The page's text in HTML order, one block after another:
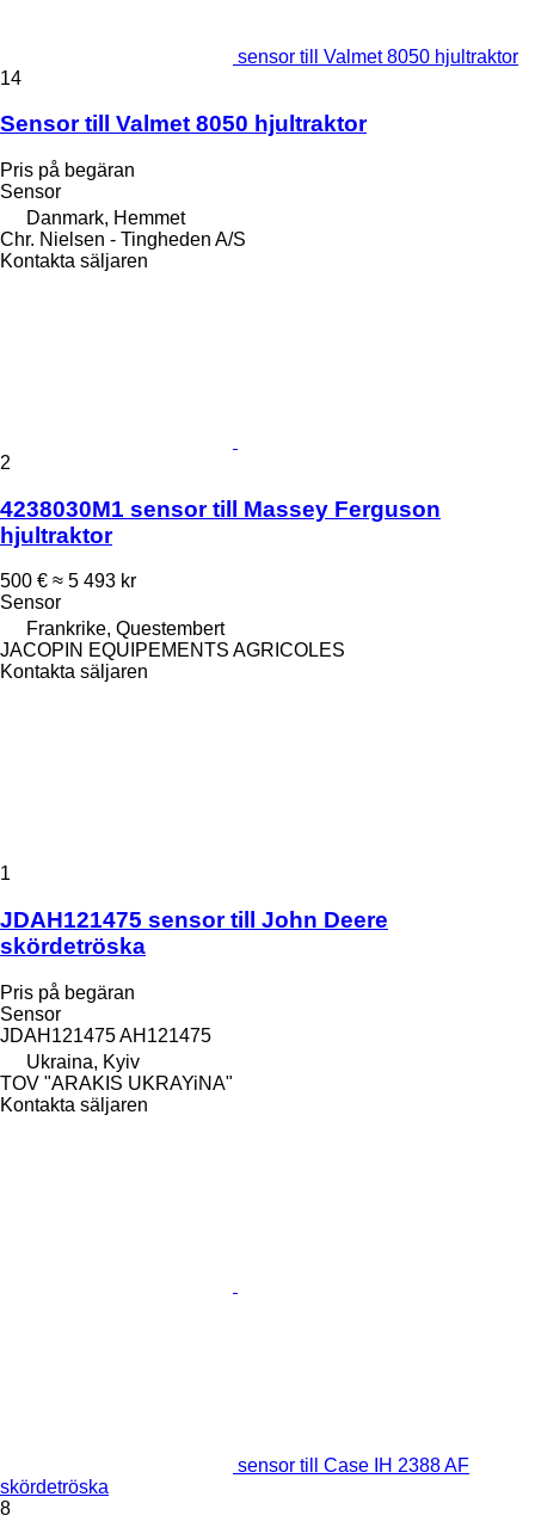
sensor till Valmet 8050 hjultraktor
14
Sensor till Valmet 8050 hjultraktor
Pris på begäran
Sensor
Danmark, Hemmet
Chr. Nielsen - Tingheden A/S
Kontakta säljaren
2
4238030M1 sensor till Massey Ferguson
hjultraktor
500 € ≈ 5 493 kr
Sensor
Frankrike, Questembert
JACOPIN EQUIPEMENTS AGRICOLES
Kontakta säljaren
1
JDAH121475 sensor till John Deere
skördetröska
Pris på begäran
Sensor
JDAH121475 AH121475
Ukraina, Kyiv
TOV "ARAKIS UKRAYiNA"
Kontakta säljaren
sensor till Case IH 2388 AF
skördetröska
8